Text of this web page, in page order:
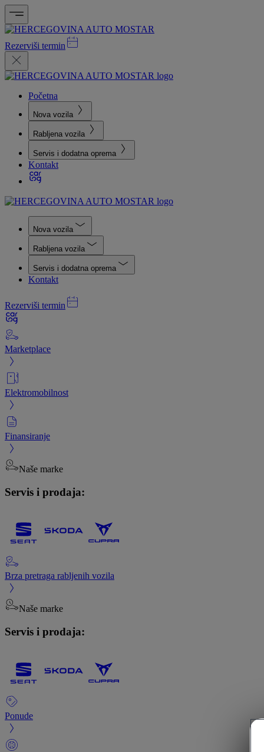
Rezerviši termin
Početna
Nova vozila
Rabljena vozila
Servis i dodatna oprema
Kontakt
Nova vozila
Rabljena vozila
Servis i dodatna oprema
Kontakt
Rezerviši termin
Marketplace
Elektromobilnost
Finansiranje
Naše marke
Servis i prodaja:
Brza pretraga rabljenih vozila
Naše marke
Servis i prodaja:
Ponude